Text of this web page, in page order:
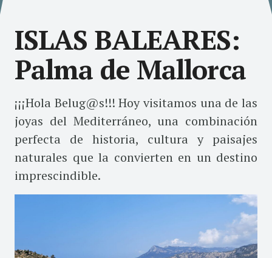
ISLAS BALEARES:
Palma de Mallorca
¡¡¡Hola Belug@s!!! Hoy visitamos una de las
joyas del Mediterráneo, una combinación
perfecta de historia, cultura y paisajes
naturales que la convierten en un destino
imprescindible.